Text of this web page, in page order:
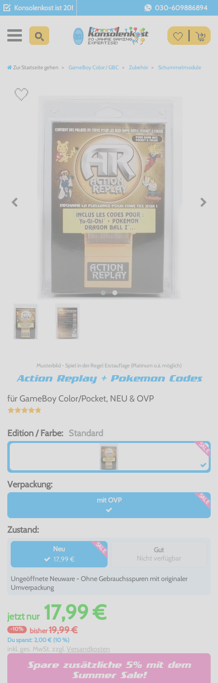
Konsolenkost ist 20! 030-609886894
Zur Startseite gehen GameBoy Color / GBC Zubehör Schummelmodule
Musterbild - Spiel in der Regel Erstauflage (Platinum o.ä. möglich)
Action Replay + Pokemon Codes
für GameBoy Color/Pocket, NEU & OVP
Edition / Farbe: Standard
SALE
Verpackung:
mit OVP SALE
Zustand:
Neu
17,99 €
SALE
Gut
Nicht verfügbar
Ungeöffnete Neuware - Ohne Gebrauchsspuren mit originaler
Umverpackung
jetztnur17,99 €
-10% bisher19,99 €
Du sparst: 2,00 € (10 %)
inkl. ges. MwSt. zzgl. Versandkosten
Spare zusätzliche 5% mit dem
Summer Sale!